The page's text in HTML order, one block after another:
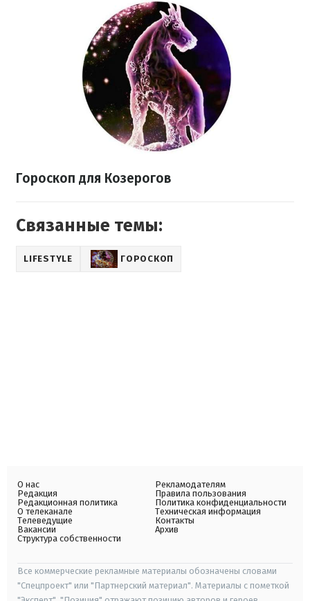
Гороскоп для Козерогов
Связанные темы:
LIFESTYLE ГОРОСКОП
О нас
Редакция
Редакционная политика
О телеканале
Телеведущие
Вакансии
Структура собственности
Рекламодателям
Правила пользования
Политика конфиденциальности
Техническая информация
Контакты
Архив
Все коммерческие рекламные материалы обозначены словами
"Спецпроект" или "Партнерский материал". Материалы с пометкой